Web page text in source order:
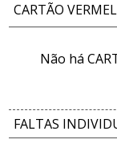
CARTÃO
Não há
FALTAS